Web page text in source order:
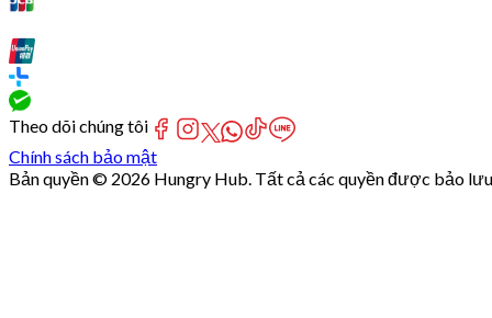
Theo dõi chúng tôi
Chính sách bảo mật
Bản quyền © 2026 Hungry Hub. Tất cả các quyền được bảo